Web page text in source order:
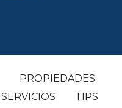
PROPIEDADES
TIPS